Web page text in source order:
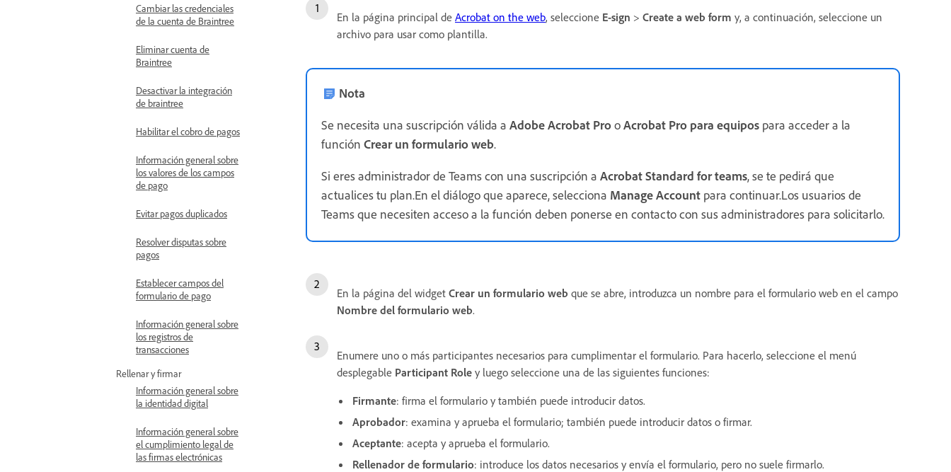
Cambiar las credenciales
de la cuenta de Braintree
Eliminar cuenta de
Braintree
Desactivar la integración
de braintree
Habilitar el cobro de pagos
Información general sobre
los valores de los campos
de pago
Evitar pagos duplicados
Resolver disputas sobre
pagos
Establecer campos del
formulario de pago
Información general sobre
los registros de
transacciones
Rellenar y firmar
Información general sobre
la identidad digital
Información general sobre
el cumplimiento legal de
las firmas electrónicas
En la página principal de Acrobat on the web, seleccione E-sign > Create a web form y, a continuación, seleccione un
archivo para usar como plantilla.
Nota
Se necesita una suscripción válida a Adobe Acrobat ProoAcrobat Pro para equipos para acceder a la
función Crear un formulario web.
Si eres administrador de Teams con una suscripción a Acrobat Standard for teams, se te pedirá que
actualices tu plan.En el diálogo que aparece, selecciona Manage Account para continuar.Los usuarios de
Teams que necesiten acceso a la función deben ponerse en contacto con sus administradores para solicitarlo.
En la página del widget Crear un formulario web que se abre, introduzca un nombre para el formulario web en el campo
Nombre del formulario web.
Enumere uno o más participantes necesarios para cumplimentar el formulario. Para hacerlo, seleccione el menú
desplegable Participant Role y luego seleccione una de las siguientes funciones:
Firmante: firma el formulario y también puede introducir datos.
Aprobador: examina y aprueba el formulario; también puede introducir datos o firmar.
Aceptante: acepta y aprueba el formulario.
Rellenador de formulario: introduce los datos necesarios y envía el formulario, pero no suele firmarlo.